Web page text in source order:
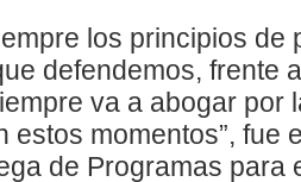
los principios de
defendemos, frente
va a abogar por
estos momentos”, fue
de Programas para